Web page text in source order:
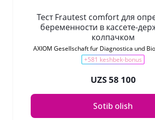
Тест Frautest comfort для
беременности в кассете-
колпачком
AXIOM Gesellschaft fur Diagnostica und
+581 keshbek-bonus
UZS 58 100
Sotib olish